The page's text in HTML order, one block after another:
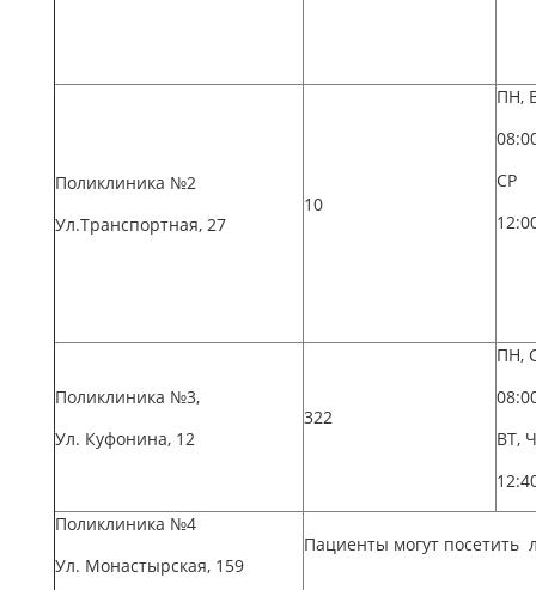
Поликлиника №2
Ул.Транспортная, 27
10
ПН,
СР
Поликлиника №3,
Ул. Куфонина, 12
322
ПН,
ВТ,
Поликлиника №4
Ул. Монастырская, 159
Пациенты могут посетить